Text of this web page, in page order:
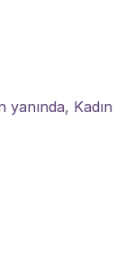
yanında, Kadın